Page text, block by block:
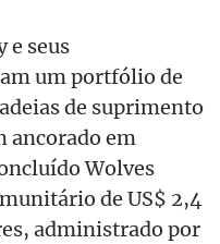
e seus
um portfólio de
de suprimento
ancorado em
Wolves
de US$ 2,4
administrado por